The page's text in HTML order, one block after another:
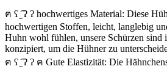
ฅ ʕ ̫͡ ʔ ʔ hochwertiges Material: Diese
hochwertigen Stoffen, leicht, langlebig
Huhn wohl fühlen, unsere Schürzen sind
konzipiert, um die Hühner zu
ฅ ʕ ̫͡ ʔ ʔ ฅ Gute Elastizität: Die